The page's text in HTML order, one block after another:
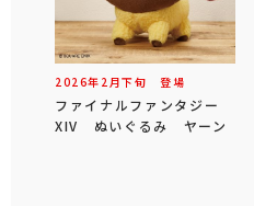
2026年 2 月下旬 登場
ファイナルファンタジー
XIV ぬいぐるみ ヤーン